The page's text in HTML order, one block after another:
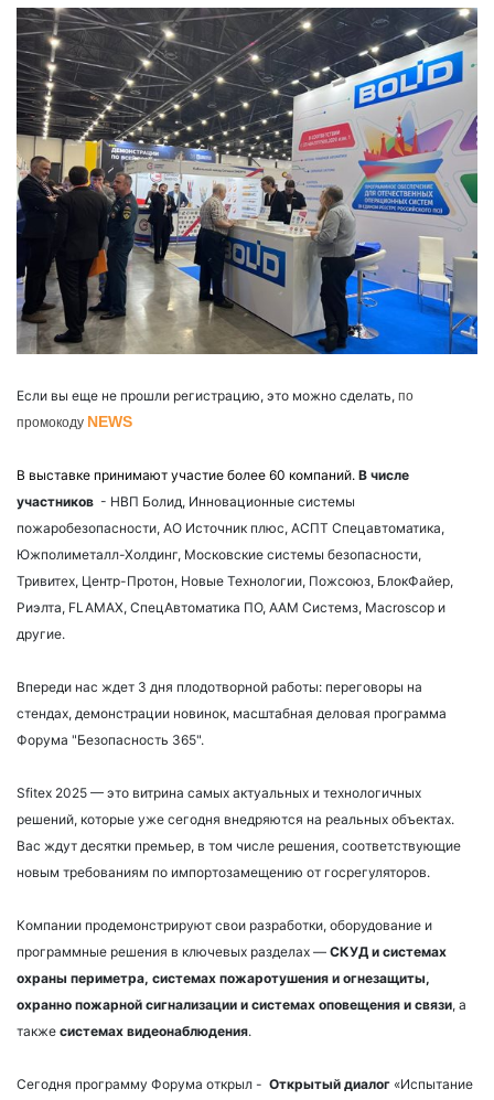
Если вы еще не прошли регистрацию, это можно сделать, по
промокоду NEWS
В выставке принимают участие более 60 компаний. В числе
участников - НВП Болид, Инновационные системы
пожаробезопасности, АО Источник плюс, АСПТ Спецавтоматика,
Южполиметалл-Холдинг, Московские системы безопасности,
Тривитех, Центр-Протон, Новые Технологии, Пожсоюз, БлокФайер,
Риэлта, FLAMAX, СпецАвтоматика ПО, ААМ Системз, Macroscop и
другие.
Впереди нас ждет 3 дня плодотворной работы: переговоры на
стендах, демонстрации новинок, масштабная деловая программа
Форума "Безопасность 365".
Sfitex 2025 — это витрина самых актуальных и технологичных
решений, которые уже сегодня внедряются на реальных объектах.
Вас ждут десятки премьер, в том числе решения, соответствующие
новым требованиям по импортозамещению от госрегуляторов.
Компании продемонстрируют свои разработки, оборудование и
программные решения в ключевых разделах — СКУД и системах
охраны периметра, системах пожаротушения и огнезащиты,
охранно пожарной сигнализации и системах оповещения и связи, а
также системах видеонаблюдения.
Сегодня программу Форума открыл - Открытый диалог «Испытание